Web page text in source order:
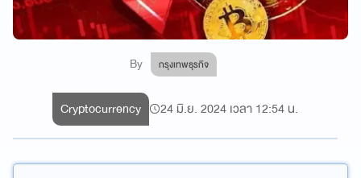
By กรุงเทพธุรกิจ
Cryptocurrency 24 มิ.ย. 2024 เวลา 12:54 น.